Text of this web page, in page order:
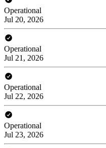
Operational
Jul 20, 2026
Operational
Jul 21, 2026
Operational
Jul 22, 2026
Operational
Jul 23, 2026